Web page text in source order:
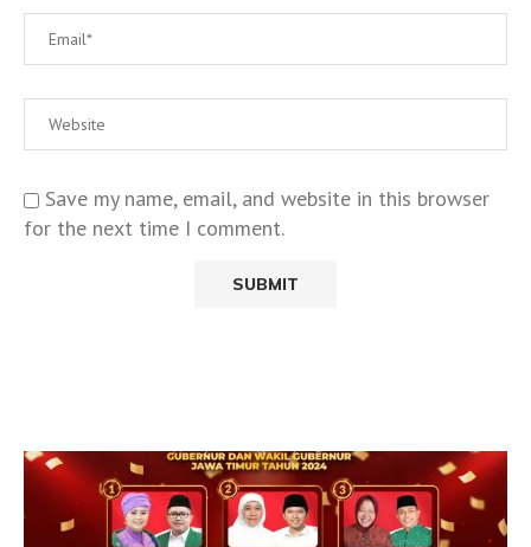
Save my name, email, and website in this browser
for the next time I comment.